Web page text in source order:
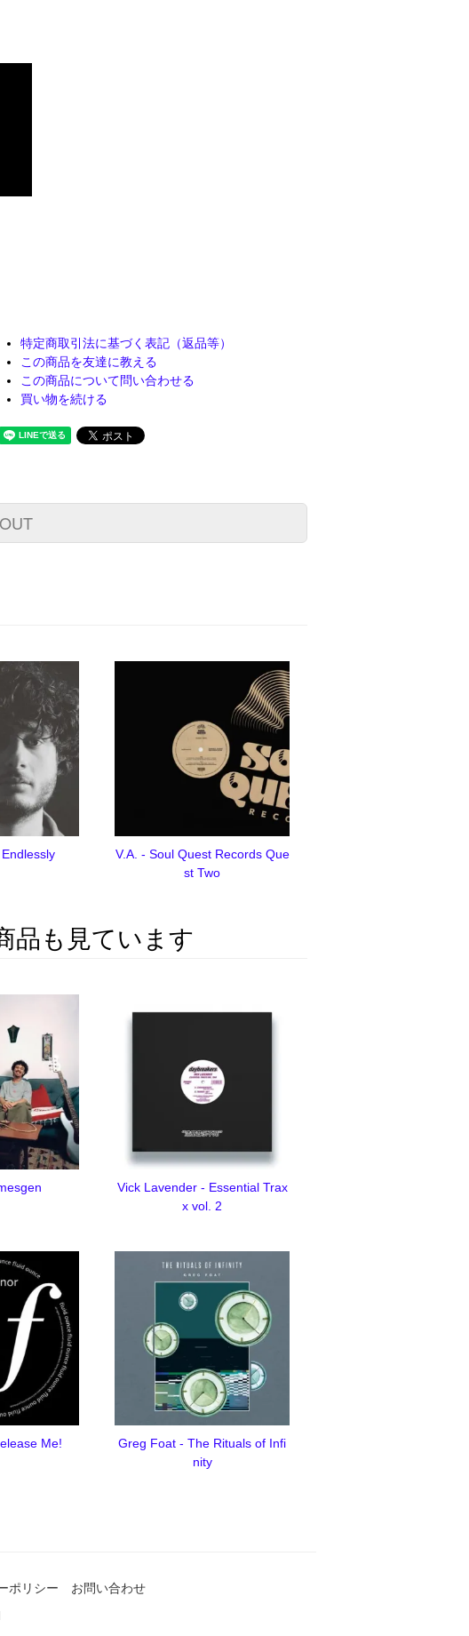
特定商取引法に基づく表記（返品等）
この商品を友達に教える
この商品について問い合わせる
買い物を続ける
V.A. - Soul Quest Records Que
st Two
品も見ています
Vick Lavender - Essential Trax
x vol. 2
Me!
Greg Foat - The Rituals of Infi
nity
ポリシー
お問い合わせ